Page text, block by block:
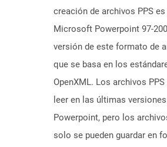
creación de archivos PPS
Microsoft Powerpoint 97-
versión de este formato de
que se basa en los
OpenXML. Los archivos
leer en las últimas
Powerpoint, pero los
solo se pueden guardar en